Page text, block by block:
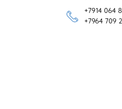
+7914 064
+7964 709